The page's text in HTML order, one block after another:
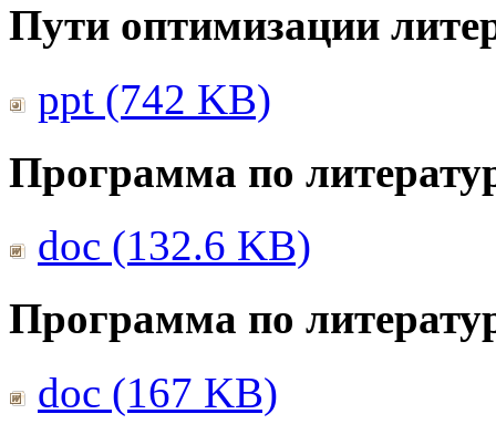
Пути оптимизации
ppt (742 KB)
Программа по
doc (132.6 KB)
Программа по
doc (167 KB)